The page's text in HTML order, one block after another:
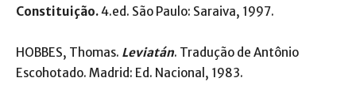
Constituição.4.ed. São Paulo: Saraiva, 1997.
HOBBES, Thomas. Leviatán. Tradução de Antônio
Escohotado. Madrid: Ed. Nacional, 1983.